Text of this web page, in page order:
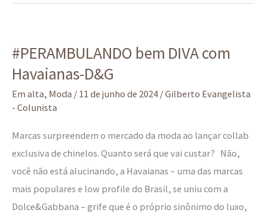
#PERAMBULANDO bem DIVA com
Havaianas-D&G
Em alta, Moda / 11 de junho de 2024 /Gilberto Evangelista
- Colunista
Marcas surpreendem o mercado da moda ao lançar collab
exclusiva de chinelos. Quanto será que vai custar? Não,
você não está alucinando, a Havaianas – uma das marcas
mais populares e low profile do Brasil, se uniu com a
Dolce&Gabbana – grife que é o próprio sinônimo do luxo,
bem
DIVA
com
Havaianas-